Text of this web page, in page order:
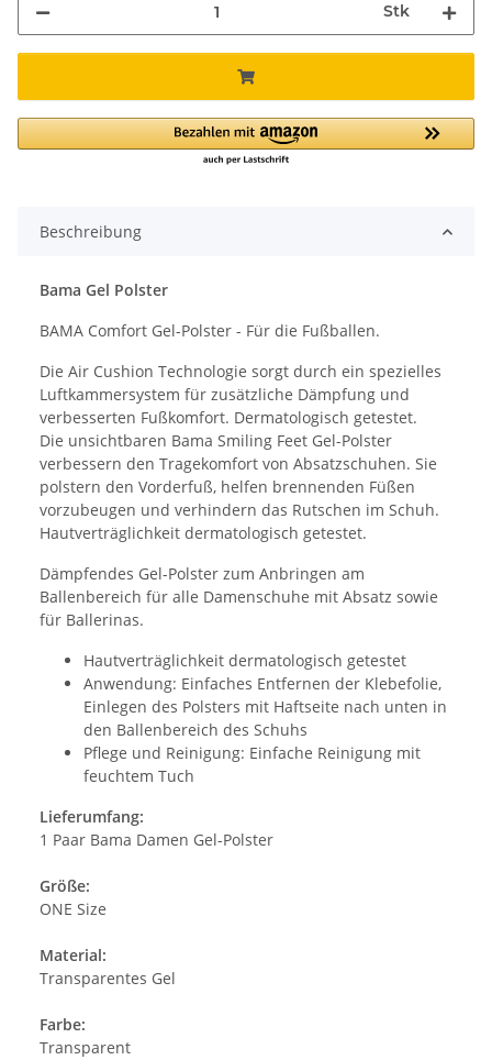
Stk
Beschreibung
Bama Gel Polster
BAMA Comfort Gel-Polster - Für die Fußballen.
Die Air Cushion Technologie sorgt durch ein spezielles
Luftkammersystem für zusätzliche Dämpfung und
verbesserten Fußkomfort. Dermatologisch getestet.
Die unsichtbaren Bama Smiling Feet Gel-Polster
verbessern den Tragekomfort von Absatzschuhen. Sie
polstern den Vorderfuß, helfen brennenden Füßen
vorzubeugen und verhindern das Rutschen im Schuh.
Hautverträglichkeit dermatologisch getestet.
Dämpfendes Gel-Polster zum Anbringen am
Ballenbereich für alle Damenschuhe mit Absatz sowie
für Ballerinas.
Hautverträglichkeit dermatologisch getestet
Anwendung: Einfaches Entfernen der Klebefolie,
Einlegen des Polsters mit Haftseite nach unten in
den Ballenbereich des Schuhs
Pflege und Reinigung: Einfache Reinigung mit
feuchtem Tuch
Lieferumfang:
1 Paar Bama Damen Gel-Polster
Größe:
ONE Size
Material:
Transparentes Gel
Farbe:
Transparent